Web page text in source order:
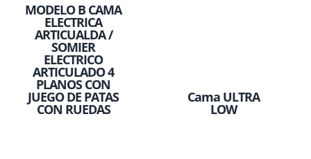
MODELO B CAMA
ELECTRICA
ARTICUALDA /
SOMIER
ELECTRICO
ARTICULADO 4
PLANOS CON
JUEGO DE PATAS
CON RUEDAS
Cama ULTRA
LOW